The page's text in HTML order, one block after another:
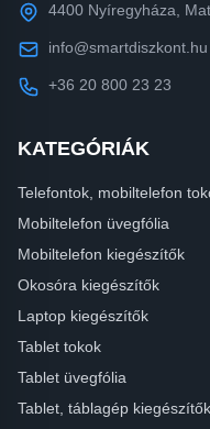
4400 Nyíregyháza,
info@smartdiszkont.hu
+36 20 800 23 23
KATEGÓRIÁK
Telefontok, mobiltelefon
Mobiltelefon üvegfólia
Mobiltelefon kiegészítők
Okosóra kiegészítők
Laptop kiegészítők
Tablet tokok
Tablet üvegfólia
Tablet, táblagép kiegészítők